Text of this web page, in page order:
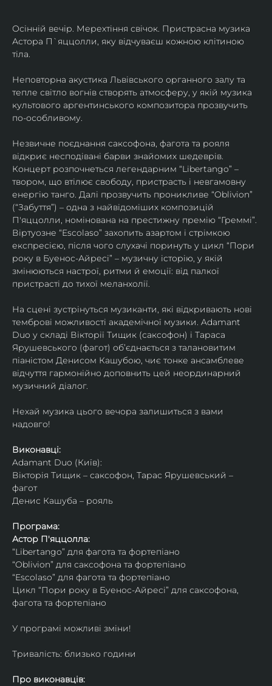
Осінній вечір. Мерехтіння свічок. Пристрасна музика
Астора П`яццолли, яку відчуваєш кожною клітиною
тіла.
Неповторна акустика Львівського органного залу та
тепле світло вогнів створять атмосферу, у якій музика
культового аргентинського композитора прозвучить
по-особливому.
Незвичне поєднання саксофона, фагота та рояля
відкриє несподівані барви знайомих шедеврів.
Концерт розпочнеться легендарним “Libertango” –
твором, що втілює свободу, пристрасть і невгамовну
енергію танго. Далі прозвучить проникливе “Oblivion”
(“Забуття”) – одна з найвідоміших композицій
П'яццолли, номінована на престижну премію “Греммі”.
Віртуозне “Escolaso” захопить азартом і стрімкою
експресією, після чого слухачі поринуть у цикл “Пори
року в Буенос-Айресі” – музичну історію, у якій
змінюються настрої, ритми й емоції: від палкої
пристрасті до тихої меланхолії.
На сцені зустрінуться музиканти, які відкривають нові
темброві можливості академічної музики. Adamant
Duo у складі Вікторії Тищик (саксофон) і Тараса
Ярушевського (фагот) об’єднається з талановитим
піаністом Денисом Кашубою, чиє тонке ансамблеве
відчуття гармонійно доповнить цей неординарний
музичний діалог.
Нехай музика цього вечора залишиться з вами
надовго!
Виконавці:
Adamant Duo (Київ):
Вікторія Тищик – саксофон, Тарас Ярушевський –
фагот
Денис Кашуба – рояль
Програма:
Астор П'яццолла:
“Libertango” для фагота та фортепіано
“Oblivion” для саксофона та фортепіано
“Escolaso” для фагота та фортепіано
Цикл “Пори року в Буенос-Айресі” для саксофона,
фагота та фортепіано
У програмі можливі зміни!
Тривалість: близько години
Про виконавців: